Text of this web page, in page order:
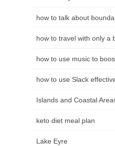
how to talk about
how to travel with only a
how to use music to
how to use Slack
Islands and Coastal
keto diet meal plan
Lake Eyre